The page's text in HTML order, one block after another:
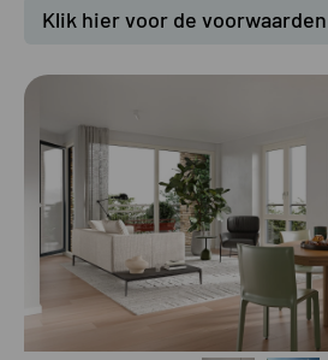
Klik hier voor de voorwaarden